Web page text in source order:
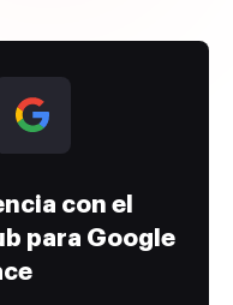
con el
para Google